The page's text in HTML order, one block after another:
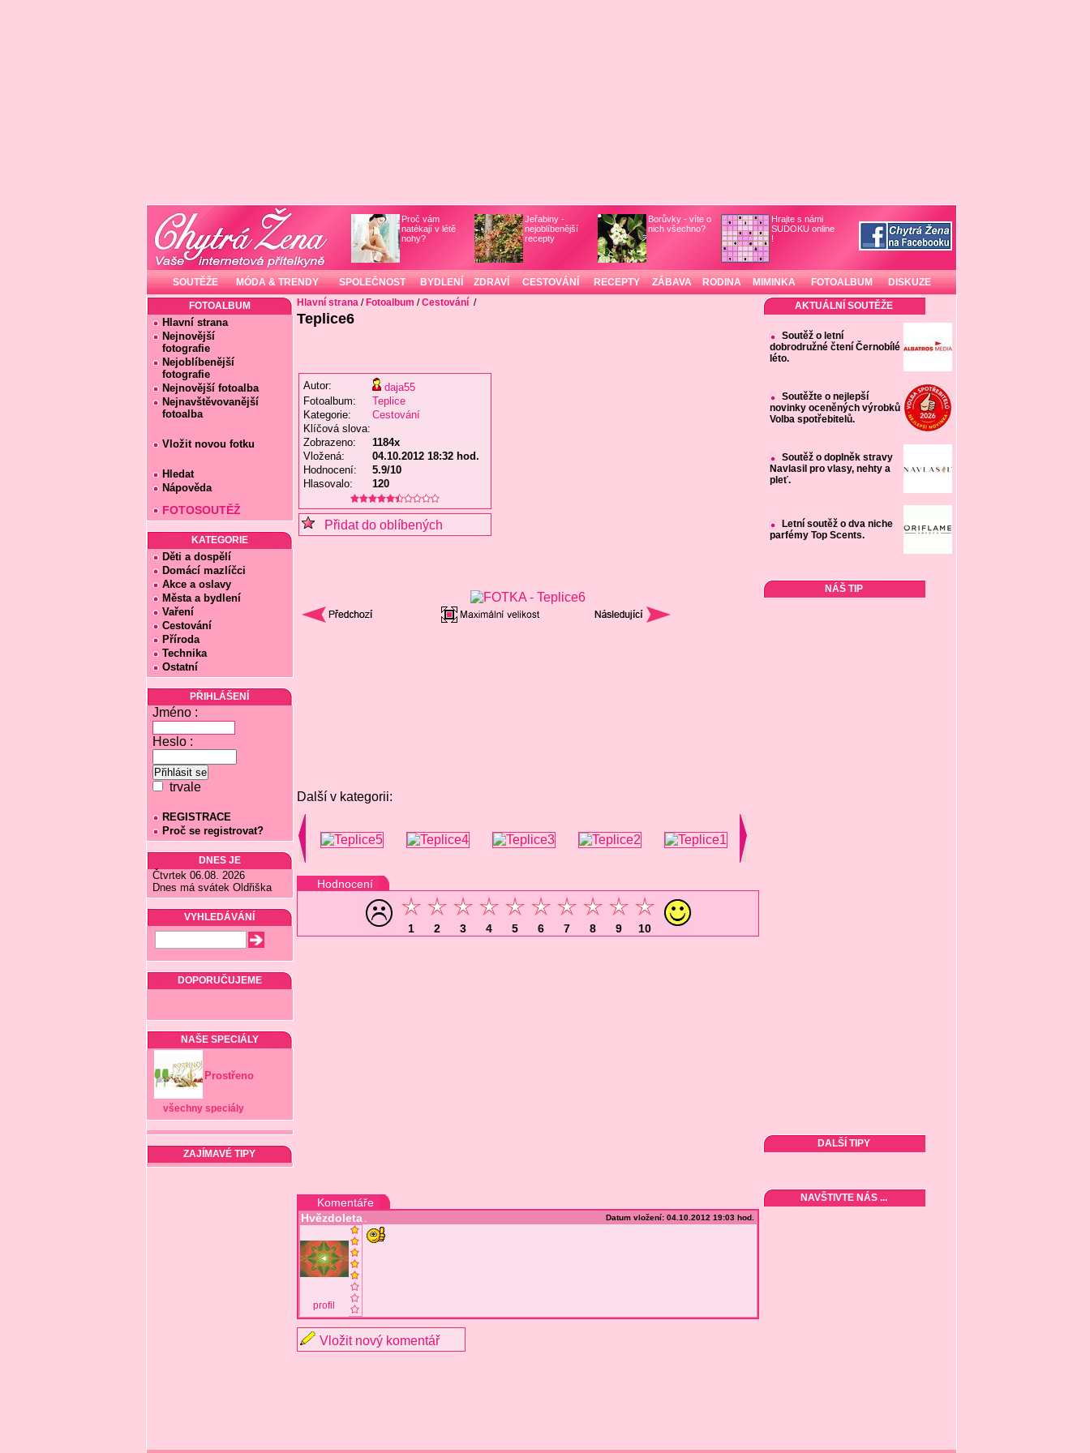
Proč vám
natékají v létě
nohy?
Jeřabiny -
nejoblíbenější
recepty
Borůvky - víte o
nich všechno?
Hrajte s námi
SUDOKU online
!
SOUTĚŽE MÓDA & TRENDY SPOLEČNOST BYDLENÍ ZDRAVÍ CESTOVÁNÍ RECEPTY ZÁBAVA RODINA MIMINKA FOTOALBUM DISKUZE
FOTOALBUM
Hlavní strana
Nejnovější
fotografie
Nejoblíbenější
fotografie
Nejnovější fotoalba
Nejnavštěvovanější
fotoalba
Vložit novou fotku
Hledat
Nápověda
FOTOSOUTĚŽ
KATEGORIE
Děti a dospělí
Domácí mazlíčci
Akce a oslavy
Města a bydlení
Vaření
Cestování
Příroda
Technika
Ostatní
PŘIHLÁŠENÍ
Jméno :
Heslo :
trvale
REGISTRACE
Proč se registrovat?
DNES JE
Čtvrtek 06.08. 2026
Dnes má svátek Oldřiška
VYHLEDÁVÁNÍ
DOPORUČUJEME
NAŠE SPECIÁLY
Prostřeno
všechny speciály
ZAJÍMAVÉ TIPY
Hlavní strana/ Fotoalbum /Cestování /
Teplice6
Autor:
daja55
Fotoalbum:
Teplice
Kategorie:
Cestování
Klíčová slova:
Zobrazeno:
1184x
Vložená:
04.10.2012 18:32 hod.
Hodnocení:
5.9/10
Hlasovalo:
120
Přidat do oblíbených
Další v kategorii:
Hodnocení
1 2 3 4 5 6 7 8 9 10
Komentáře
Hvězdoleta
Datum vložení: 04.10.2012 19:03 hod.
profil
Vložit nový komentář
AKTUÁLNÍ SOUTĚŽE
Soutěž o letní
dobrodružné čtení Černobílé
léto.
Soutěžte o nejlepší
novinky oceněných výrobků
Volba spotřebitelů.
Soutěž o doplněk stravy
Navlasil pro vlasy, nehty a
pleť.
Letní soutěž o dva niche
parfémy Top Scents.
NÁŠ TIP
DALŠÍ TIPY
NAVŠTIVTE NÁS ...